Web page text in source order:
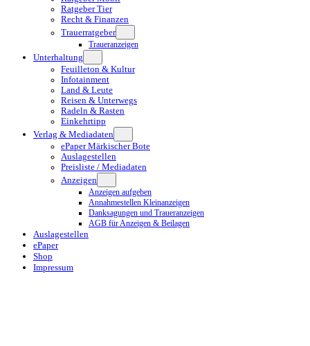
Ratgeber Tier
Recht & Finanzen
Trauerratgeber
Traueranzeigen
Unterhaltung
Feuilleton & Kultur
Infotainment
Land & Leute
Reisen & Unterwegs
Radeln & Rasten
Einkehrtipp
Verlag & Mediadaten
ePaper Märkischer Bote
Auslagestellen
Preisliste / Mediadaten
Anzeigen
Anzeigen aufgeben
Annahmestellen Kleinanzeigen
Danksagungen und Traueranzeigen
AGB für Anzeigen & Beilagen
Auslagestellen
ePaper
Shop
Impressum